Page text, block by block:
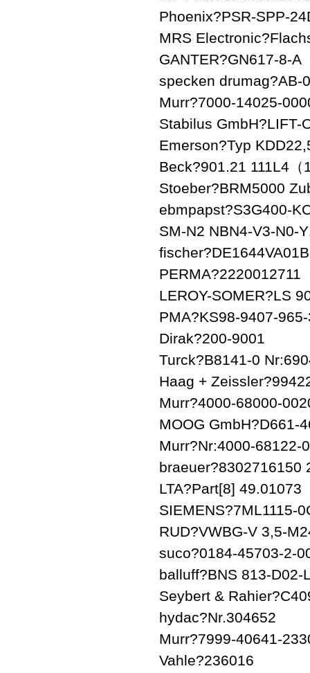
Phoenix?PSR-SPP-
MRS
GANTER?GN617-8-A
specken drumag?AB-
Murr?7000-14025-
Stabilus GmbH?LIFT-
Emerson?Typ
Beck?901.21 111L4（
Stoeber?BRM5000
ebmpapst?S3G400-
SM-N2 NBN4-V3-N0-
PERMA?2220012711
LEROY-SOMER?LS
PMA?KS98-9407-
Dirak?200-9001
Turck?B8141-0
Haag +
Murr?4000-68000-
MOOG GmbH?D661-
Murr?Nr:4000-68122-
braeuer?8302716150
LTA?Part[8] 49.01073
SIEMENS?7ML1115-
RUD?VWBG-V 3,5-
suco?0184-45703-2-
balluff?BNS 813-D02-
Seybert &
hydac?Nr.304652
Murr?7999-40641-
Vahle?236016